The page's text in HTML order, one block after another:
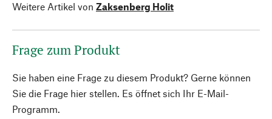
Weitere Artikel von Zaksenberg Holit
Frage zum Produkt
Sie haben eine Frage zu diesem Produkt? Gerne können
Sie die Frage hier stellen. Es öffnet sich Ihr E-Mail-
Programm.